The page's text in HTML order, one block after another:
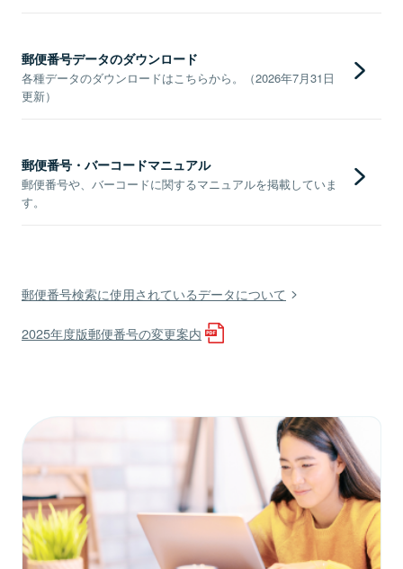
郵便番号データのダウンロード
各種データのダウンロードはこちらから。（2026年7月31日
更新）
郵便番号・バーコードマニュアル
郵便番号や、バーコードに関するマニュアルを掲載していま
す。
郵便番号検索に使用されているデータについて
2025年度版郵便番号の変更案内